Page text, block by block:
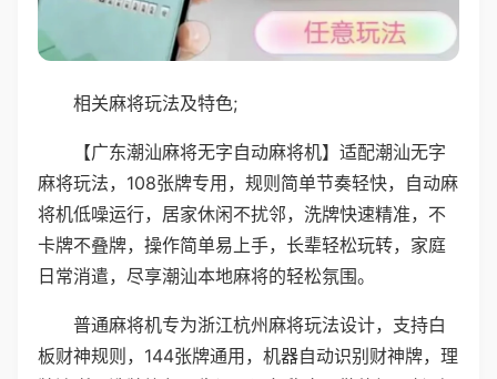
相关麻将玩法及特色;
【广东潮汕麻将无字自动麻将机】适配潮汕无字
麻将玩法，108张牌专用，规则简单节奏轻快，自动麻
将机低噪运行，居家休闲不扰邻，洗牌快速精准，不
卡牌不叠牌，操作简单易上手，长辈轻松玩转，家庭
日常消遣，尽享潮汕本地麻将的轻松氛围。
普通麻将机专为浙江杭州麻将玩法设计，支持白
板财神规则，144张牌通用，机器自动识别财神牌，理